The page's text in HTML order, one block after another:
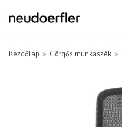
Skip
Kezdőlap » Görgős munkaszék »